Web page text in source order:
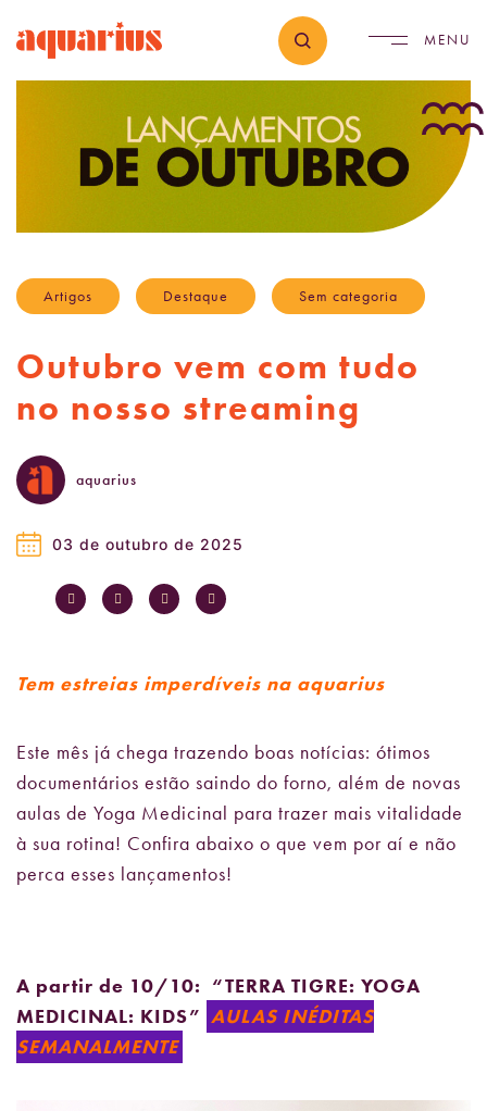
Artigos Destaque Sem categoria
Outubro vem com tudo
no nosso streaming
aquarius
03 de outubro de 2025
Tem estreias imperdíveis na aquarius
Este mês já chega trazendo boas notícias: ótimos
documentários estão saindo do forno, além de novas
aulas de Yoga Medicinal para trazer mais vitalidade
à sua rotina! Confira abaixo o que vem por aí e não
perca esses lançamentos!
A partir de 10/10: “TERRA TIGRE: YOGA
MEDICINAL: KIDS” AULAS INÉDITAS
SEMANALMENTE